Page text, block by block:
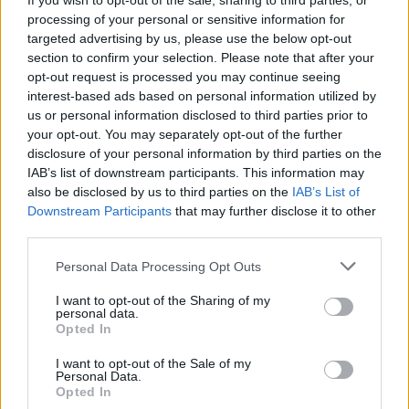
processing of your personal or sensitive information for
targeted advertising by us, please use the below opt-out
section to confirm your selection. Please note that after your
opt-out request is processed you may continue seeing
interest-based ads based on personal information utilized by
us or personal information disclosed to third parties prior to
your opt-out. You may separately opt-out of the further
disclosure of your personal information by third parties on the
IAB’s list of downstream participants. This information may
also be disclosed by us to third parties on the IAB’s List of
Downstream Participants that may further disclose it to other
Personal Data Processing Opt Outs
I want to opt-out of the Sharing of my
personal data.
Opted In
I want to opt-out of the Sale of my
Personal Data.
Opted In
probudit!!! Řekněte - co dělat????
Viktor Třebický: Sklo je stále tou nejlepší ze špatných
cest
Richard Tichý, citovaný v článku "Akce proti PET lahvím a za návrat
skla lze údajně zpochybnit" z 18. května 2000 se vyslovuje proti
snaze "rádobybojovníků za životní prostředí" omezit užívání PET
lahví. Jeho argument zní, že užívání jak PET tak skleněných lahví je
spojeno s rizikem znečišťování životního prostředí (v čemž má
samozřejmě pravdu). Z jeho tvrzení ovšem také vyplývá, že dosud
nejsme z odborného hlediska schopni různé vlivy na životní
prostředí seriózně porovnat. To už tak docela pravda není.
12.5.2000
1. Globalizace, Evropská Unie a Česká republika
Strana zelených se vyslovila zásadním způsobem proti
GLOBALIZACI. Co to je a co znamená toto módní slovo pro
obyčejného občana České republiky? Co znamená globalizace pro